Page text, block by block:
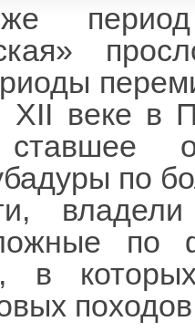
XII веке в
ставшее
по
по
в